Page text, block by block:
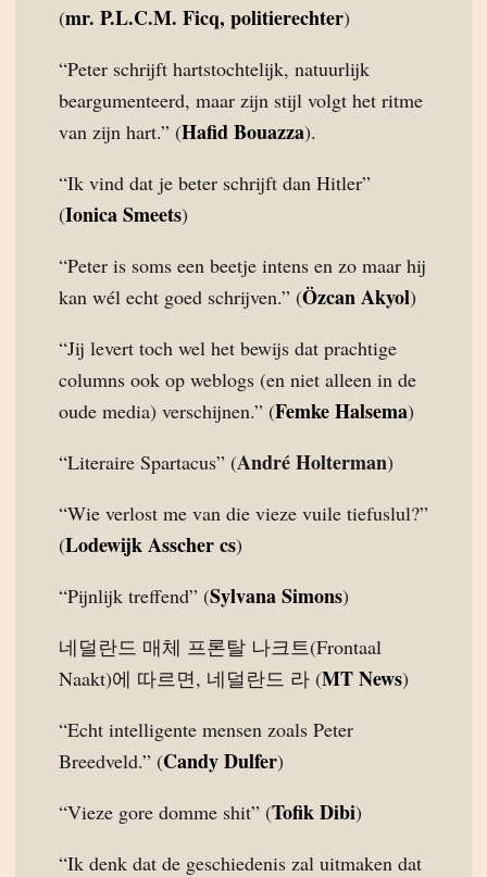
(mr. P.L.C.M. Ficq, politierechter)
“Peter schrijft hartstochtelijk, natuurlijk
beargumenteerd, maar zijn stijl volgt het ritme
van zijn hart.” (Hafid Bouazza).
“Ik vind dat je beter schrijft dan Hitler”
(Ionica Smeets)
“Peter is soms een beetje intens en zo maar hij
kan wél echt goed schrijven.” (Özcan Akyol)
“Jij levert toch wel het bewijs dat prachtige
columns ook op weblogs (en niet alleen in de
oude media) verschijnen.” (Femke Halsema)
“Literaire Spartacus” (André Holterman)
“Wie verlost me van die vieze vuile tiefuslul?”
(Lodewijk Asscher cs)
“Pijnlijk treffend” (Sylvana Simons)
네덜란드 매체 프론탈 나크트(Frontaal
Naakt)에 따르면, 네덜란드 라 (MT News)
“Echt intelligente mensen zoals Peter
Breedveld.” (Candy Dulfer)
“Vieze gore domme shit” (Tofik Dibi)
“Ik denk dat de geschiedenis zal uitmaken dat